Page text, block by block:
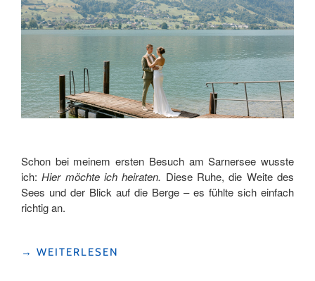
Schon bei meinem ersten Besuch am Sarnersee wusste
ich:Hier möchte ich heiraten. Diese Ruhe, die Weite des
Sees und der Blick auf die Berge – es fühlte sich einfach
richtig an.
"HEIRATEN
→ WEITERLESEN